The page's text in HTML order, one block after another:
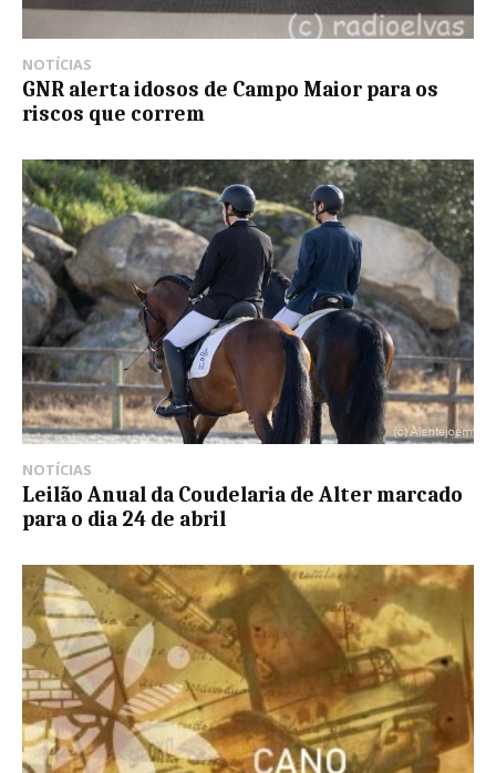
NOTÍCIAS
GNR alerta idosos de Campo Maior para os
riscos que correm
NOTÍCIAS
Leilão Anual da Coudelaria de Alter marcado
para o dia 24 de abril